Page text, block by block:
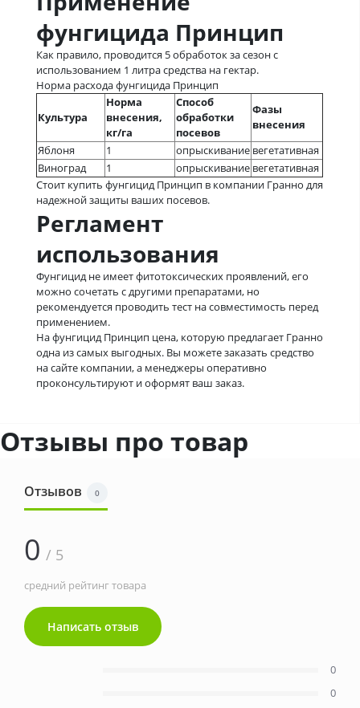
фунгицида Принцип
Как правило, проводится 5 обработок за сезон с
использованием 1 литра средства на гектар.
Норма расхода фунгицида Принцип
Культура
Норма
внесения,
кг/га
Способ
обработки
посевов
Фазы
внесения
Яблоня
1 опрыскивание вегетативная
Виноград
1 опрыскивание вегетативная
Стоит купить фунгицид Принцип в компании Гранно для
надежной защиты ваших посевов.
Регламент
использования
Фунгицид не имеет фитотоксических проявлений, его
можно сочетать с другими препаратами, но
рекомендуется проводить тест на совместимость перед
применением.
На фунгицид Принцип цена, которую предлагает Гранно
одна из самых выгодных. Вы можете заказать средство
на сайте компании, а менеджеры оперативно
проконсультируют и оформят ваш заказ.
Отзывы про товар
Отзывов 0
0 / 5
средний рейтинг товара
Написать отзыв
0
0